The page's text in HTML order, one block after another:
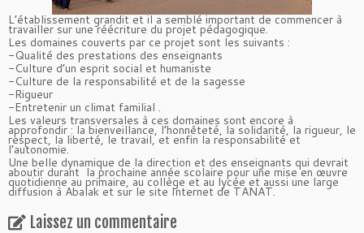
L’établissement grandit et il a semblé important de commencer à
travailler sur une réécriture du projet pédagogique.
Les domaines couverts par ce projet sont les suivants :
-Qualité des prestations des enseignants
-Culture d’un esprit social et humaniste
-Culture de la responsabilité et de la sagesse
-Rigueur
-Entretenir un climat familial .
Les valeurs transversales à ces domaines sont encore à
approfondir : la bienveillance, l’honnêteté, la solidarité, la rigueur, le
respect, la liberté, le travail, et enfin la responsabilité et
l’autonomie.
Une belle dynamique de la direction et des enseignants qui devrait
aboutir durant la prochaine année scolaire pour une mise en œuvre
quotidienne au primaire, au collège et au lycée et aussi une large
diffusion à Abalak et sur le site Internet de TANAT.
Laissez un commentaire